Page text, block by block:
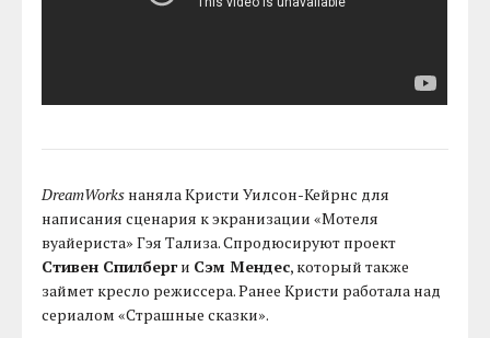
DreamWorks наняла Кристи Уилсон-Кейрнс для
написания сценария к экранизации «Мотеля
вуайериста» Гэя Тализа. Спродюсируют проект
Стивен Спилберги Сэм Мендес, который также
займет кресло режиссера. Ранее Кристи работала над
сериалом «Страшные сказки».